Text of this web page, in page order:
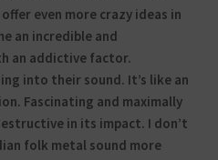
even more crazy ideas in
an incredible and
an addictive factor.
into their sound. It’s like an
Fascinating and maximally
in its impact. I don’t
folk metal sound more